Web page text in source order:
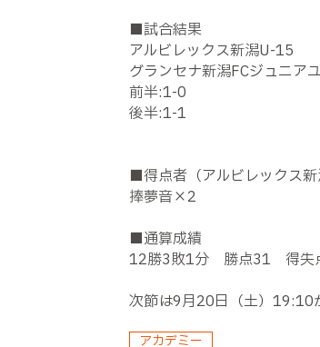
■試合結果
アルビレックス新
グランセナ新潟FCジュ
前半:1-0
後半:1-1
■得点者（アルビレックス新
捧夢音×2
■通算成績
12勝3敗1分 勝点31 得失
次節は9月20日（土）19:10
アカデミー